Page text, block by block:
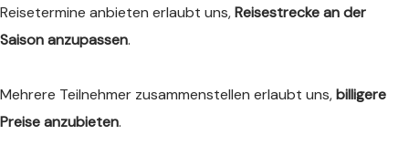
Reisetermine anbieten erlaubt uns,Reisestrecke an der
Saison anzupassen.
Mehrere Teilnehmer zusammenstellen erlaubt uns,billigere
Preise anzubieten.